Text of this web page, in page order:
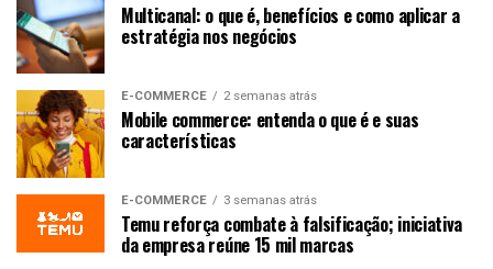
Multicanal: o que é, benefícios e como aplicar a
estratégia nos negócios
E-COMMERCE 2 semanas atrás
Mobile commerce: entenda o que é e suas
características
E-COMMERCE 3 semanas atrás
Temu reforça combate à falsificação; iniciativa
da empresa reúne 15 mil marcas